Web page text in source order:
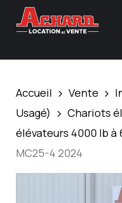
Accueil Vente
Usagé)
Chariots
élévateurs 4000 lb à
MC25-4 2024